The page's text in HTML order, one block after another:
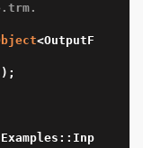
<OutputF